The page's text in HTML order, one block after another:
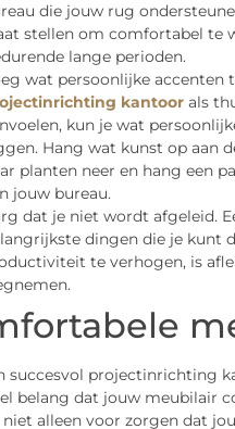
die jouw rug
stellen om comfortabel te
lange perioden.
wat persoonlijke accenten
kantoor als
kun je wat
Hang wat kunst op aan
planten neer en hang een
jouw bureau.
dat je niet wordt afgeleid.
dingen die je kunt
te verhogen, is
succesvol projectinrichting
belang dat jouw meubilair
alleen voor zorgen dat